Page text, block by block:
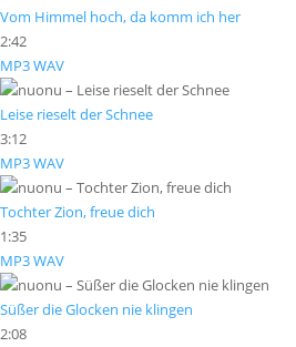
Vom Himmel hoch, da komm ich her
2:42
MP3WAV
Leise rieselt der Schnee
3:12
MP3WAV
Tochter Zion, freue dich
1:35
MP3WAV
Süßer die Glocken nie klingen
2:08